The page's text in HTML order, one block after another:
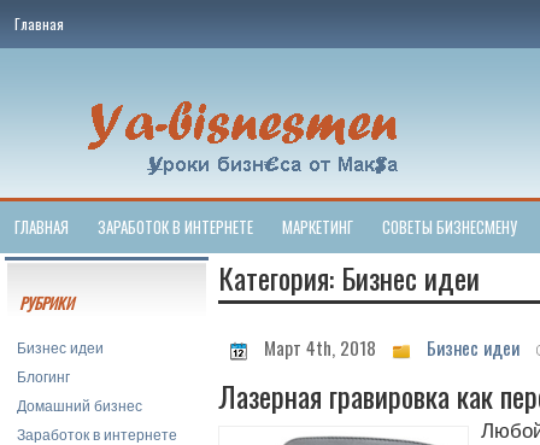
Главная
ГЛАВНАЯ ЗАРАБОТОК В ИНТЕРНЕТЕ МАРКЕТИНГ СОВЕТЫ БИЗНЕСМЕНУ
РУБРИКИ
Бизнес идеи
Блогинг
Домашний бизнес
Заработок в интернете
Категория: Бизнес идеи
Март 4th, 2018 Бизнес идеи
Лазерная гравировка как